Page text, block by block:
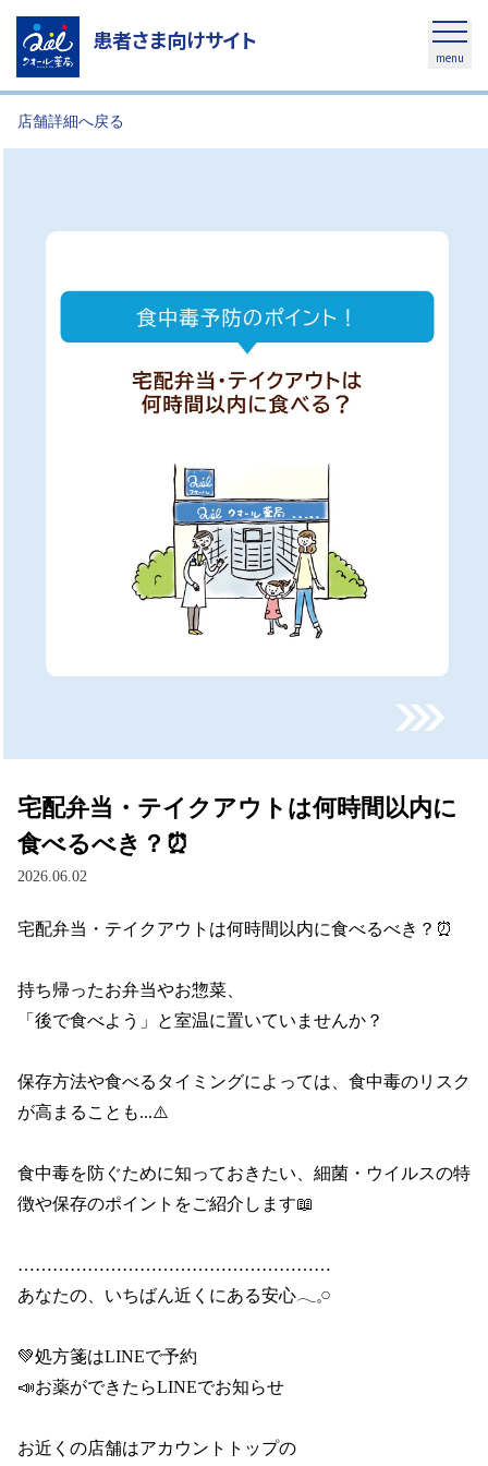
患者さま向けサイト
menu
店舗詳細へ戻る
宅配弁当・テイクアウトは何時間以内に
食べるべき？⏰
2026.06.02
宅配弁当・テイクアウトは何時間以内に食べるべき？⏰
持ち帰ったお弁当やお惣菜、
「後で食べよう」と室温に置いていませんか？
保存方法や食べるタイミングによっては、食中毒のリスク
が高まることも...⚠️
食中毒を防ぐために知っておきたい、細菌・ウイルスの特
徴や保存のポイントをご紹介します📖
………………………………………………
あなたの、いちばん近くにある安心𓂃𓈒𓏸
💚処方箋はLINEで予約
📣お薬ができたらLINEでお知らせ
お近くの店舗はアカウントトップの